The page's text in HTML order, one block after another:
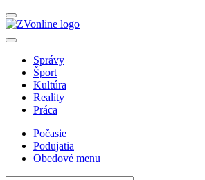
Správy
Šport
Kultúra
Reality
Práca
Počasie
Podujatia
Obedové menu